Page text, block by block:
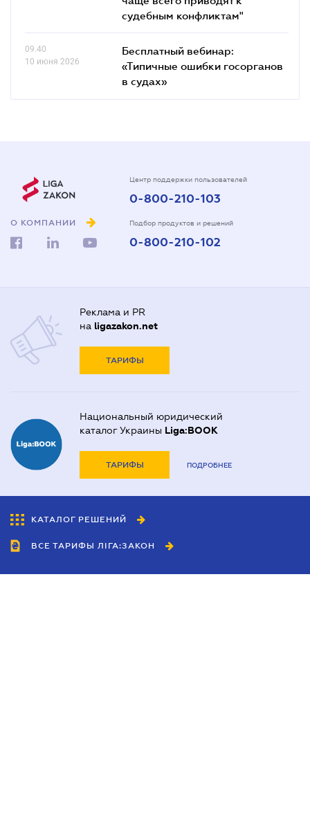
судебным конфликтам"
09.40
10 июня 2026
Бесплатный вебинар:
«Типичные ошибки госорганов
в судах»
О КОМПАНИИ
Центр поддержки пользователей
0-800-210-103
Подбор продуктов и решений
0-800-210-102
Реклама и PR
на ligazakon.net
ТАРИФЫ
Национальный юридический
каталог Украины Liga:BOOK
ТАРИФЫ ПОДРОБНЕЕ
КАТАЛОГ РЕШЕНИЙ
ВСЕ ТАРИФЫ ЛІГА:ЗАКОН